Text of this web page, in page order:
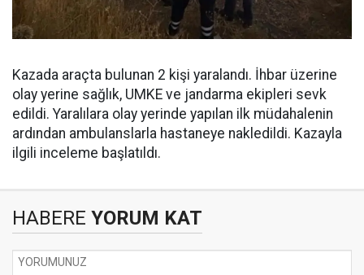
Kazada araçta bulunan 2 kişi yaralandı. İhbar üzerine
olay yerine sağlık, UMKE ve jandarma ekipleri sevk
edildi. Yaralılara olay yerinde yapılan ilk müdahalenin
ardından ambulanslarla hastaneye nakledildi. Kazayla
ilgili inceleme başlatıldı.
HABERE YORUM KAT